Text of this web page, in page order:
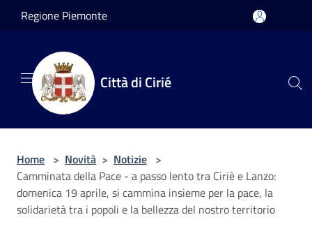
Salta al contenuto principale
Regione Piemonte
Città di Cirié
Home > Novità > Notizie >
Camminata della Pace - a passo lento tra Ciriè e Lanzo:
domenica 19 aprile, si cammina insieme per la pace, la
solidarietà tra i popoli e la bellezza del nostro territorio